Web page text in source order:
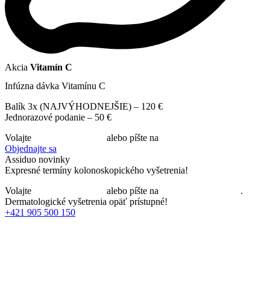
Akcia Vitamín C
Infúzna dávka Vitamínu C
Balík 3x (NAJVÝHODNEJŠIE) – 120 €
Jednorazové podanie – 50 €
Volajte
alebo píšte na
Objednajte sa
Assiduo novinky
Expresné termíny kolonoskopického vyšetrenia!
Volajte
alebo píšte na
.
Dermatologické vyšetrenia opäť prístupné!
+421 905 500 150